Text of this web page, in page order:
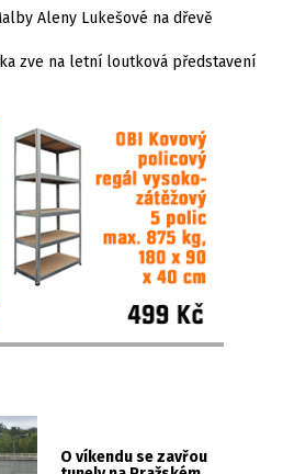
Aleny Lukešové na dřevě
zve na letní loutková představení
O víkendu se zavřou